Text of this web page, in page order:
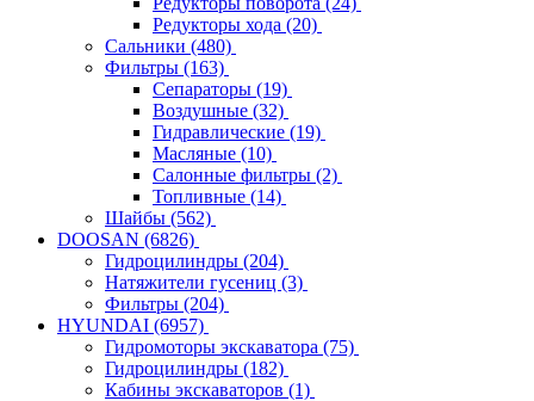
Редукторы хода (20)
Сальники (480)
Фильтры (163)
Cепараторы (19)
Воздушные (32)
Гидравлические (19)
Масляные (10)
Салонные фильтры (2)
Топливные (14)
Шайбы (562)
DOOSAN (6826)
Гидроцилиндры (204)
Натяжители гусениц (3)
Фильтры (204)
HYUNDAI (6957)
Гидромоторы экскаватора (75)
Гидроцилиндры (182)
Кабины экскаваторов (1)